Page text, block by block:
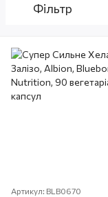
Фільтр
Артикул: BLB0670